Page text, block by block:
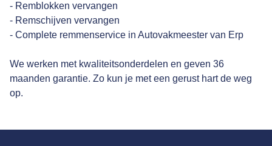
- Remblokken vervangen
- Remschijven vervangen
- Complete remmenservice in Autovakmeester van Erp
We werken met kwaliteitsonderdelen en geven 36
maanden garantie. Zo kun je met een gerust hart de weg
op.